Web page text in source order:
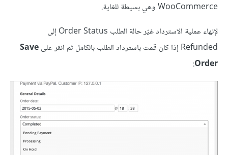
WooCommerce وهي بسيطة للغاية.
لإنهاء عملية الاسترداد غيّر حالة الطلب Order Status إلى
Refunded إذا كان قمت باسترداد الطلب بالكامل ثم انقر على
Save
Order
: